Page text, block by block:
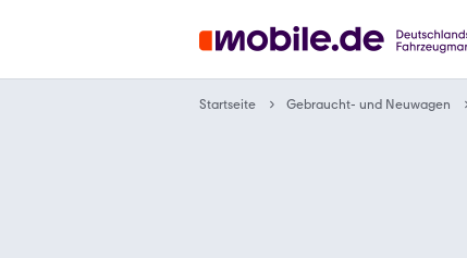
Startseite Gebraucht- und Neuwagen